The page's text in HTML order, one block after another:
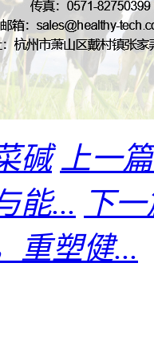
碱 上一
能... 下
重塑健...